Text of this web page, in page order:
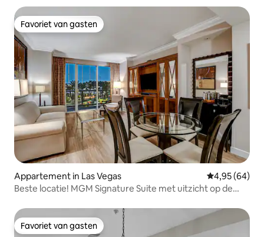
Favoriet van gasten
Favoriet van gasten
Appartement in Las Vegas Gemiddelde
4,95 (64)
Beste locatie! MGM Signature Suite met uitzicht op de
Favoriet van gasten
Favoriet van gasten